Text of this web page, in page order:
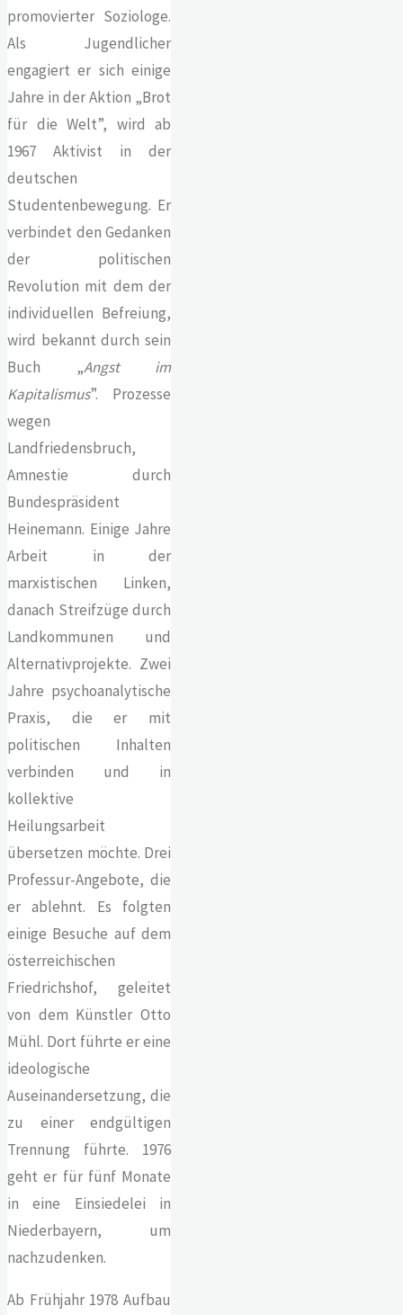
promovierter Soziologe.
Als Jugendlicher
engagiert er sich einige
Jahre in der Aktion „Brot
für die Welt”, wird ab
1967 Aktivist in der
deutschen
Studentenbewegung. Er
verbindet den Gedanken
der politischen
Revolution mit dem der
individuellen Befreiung,
wird bekannt durch sein
Buch „Angst im
Kapitalismus”. Prozesse
wegen
Landfriedensbruch,
Amnestie durch
Bundespräsident
Heinemann. Einige Jahre
Arbeit in der
marxistischen Linken,
danach Streifzüge durch
Landkommunen und
Alternativprojekte. Zwei
Jahre psychoanalytische
Praxis, die er mit
politischen Inhalten
verbinden und in
kollektive
Heilungsarbeit
übersetzen möchte. Drei
Professur-Angebote, die
er ablehnt. Es folgten
einige Besuche auf dem
österreichischen
Friedrichshof, geleitet
von dem Künstler Otto
Mühl. Dort führte er eine
ideologische
Auseinandersetzung, die
zu einer endgültigen
Trennung führte. 1976
geht er für fünf Monate
in eine Einsiedelei in
Niederbayern, um
nachzudenken.
Ab Frühjahr 1978 Aufbau